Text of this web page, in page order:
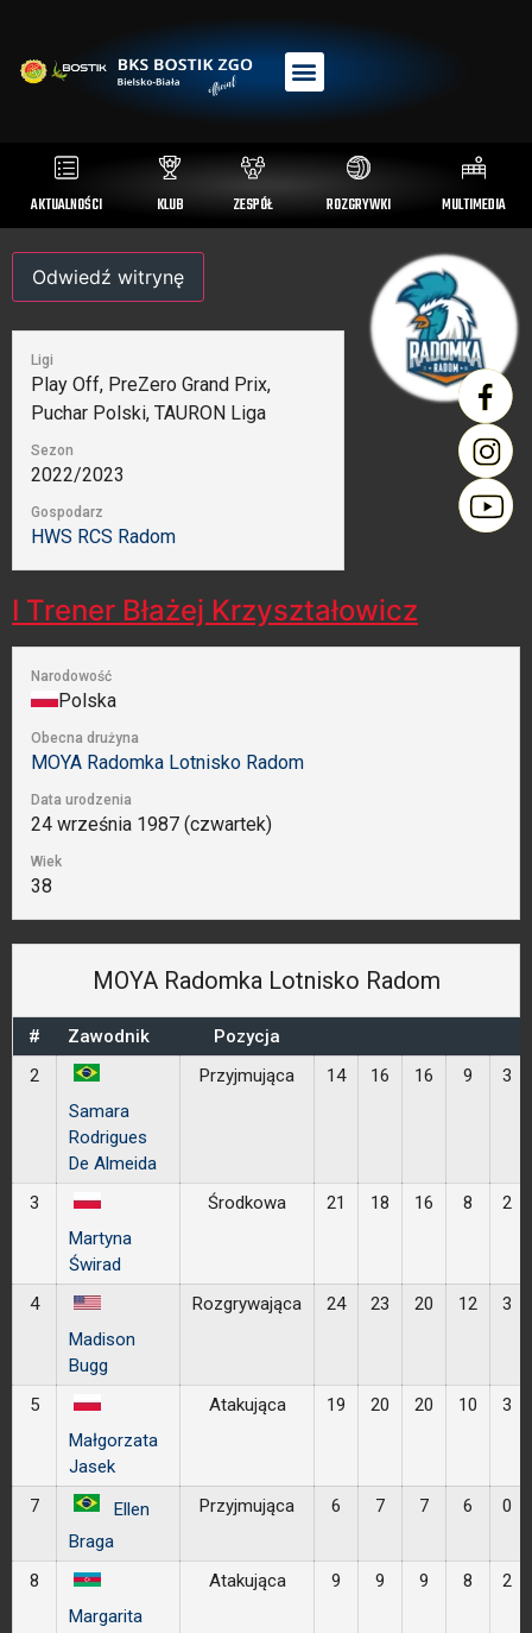
AKTUALNOŚCI KLUB ZESPÓŁ ROZGRYWKI MULTIMEDIA
Ligi
Play Off, PreZero Grand Prix,
Puchar Polski, TAURON Liga
Sezon
2022/2023
Gospodarz
HWS RCS Radom
I Trener Błażej Krzyształowicz
Narodowość
Polska
Obecna drużyna
MOYA Radomka Lotnisko Radom
Data urodzenia
24 września 1987 (czwartek)
Wiek
38
MOYA Radomka Lotnisko Radom
# Zawodnik
Pozycja
2
Samara
Rodrigues
De Almeida
Przyjmująca 14 16 16 9 3
3
Martyna
Świrad
Środkowa 21 18 16 8 2
4
Madison
Bugg
Rozgrywająca 24 23 20 12 3
5
Małgorzata
Jasek
Atakująca 19 20 20 10 3
7
Ellen
Braga
Przyjmująca 6 7 7 6 0
8
Margarita
Atakująca 9 9 9 8 2